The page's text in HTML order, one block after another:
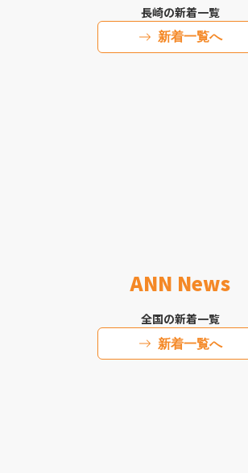
長崎の新着一覧
新着一覧へ
ANN News
全国の新着一覧
新着一覧へ